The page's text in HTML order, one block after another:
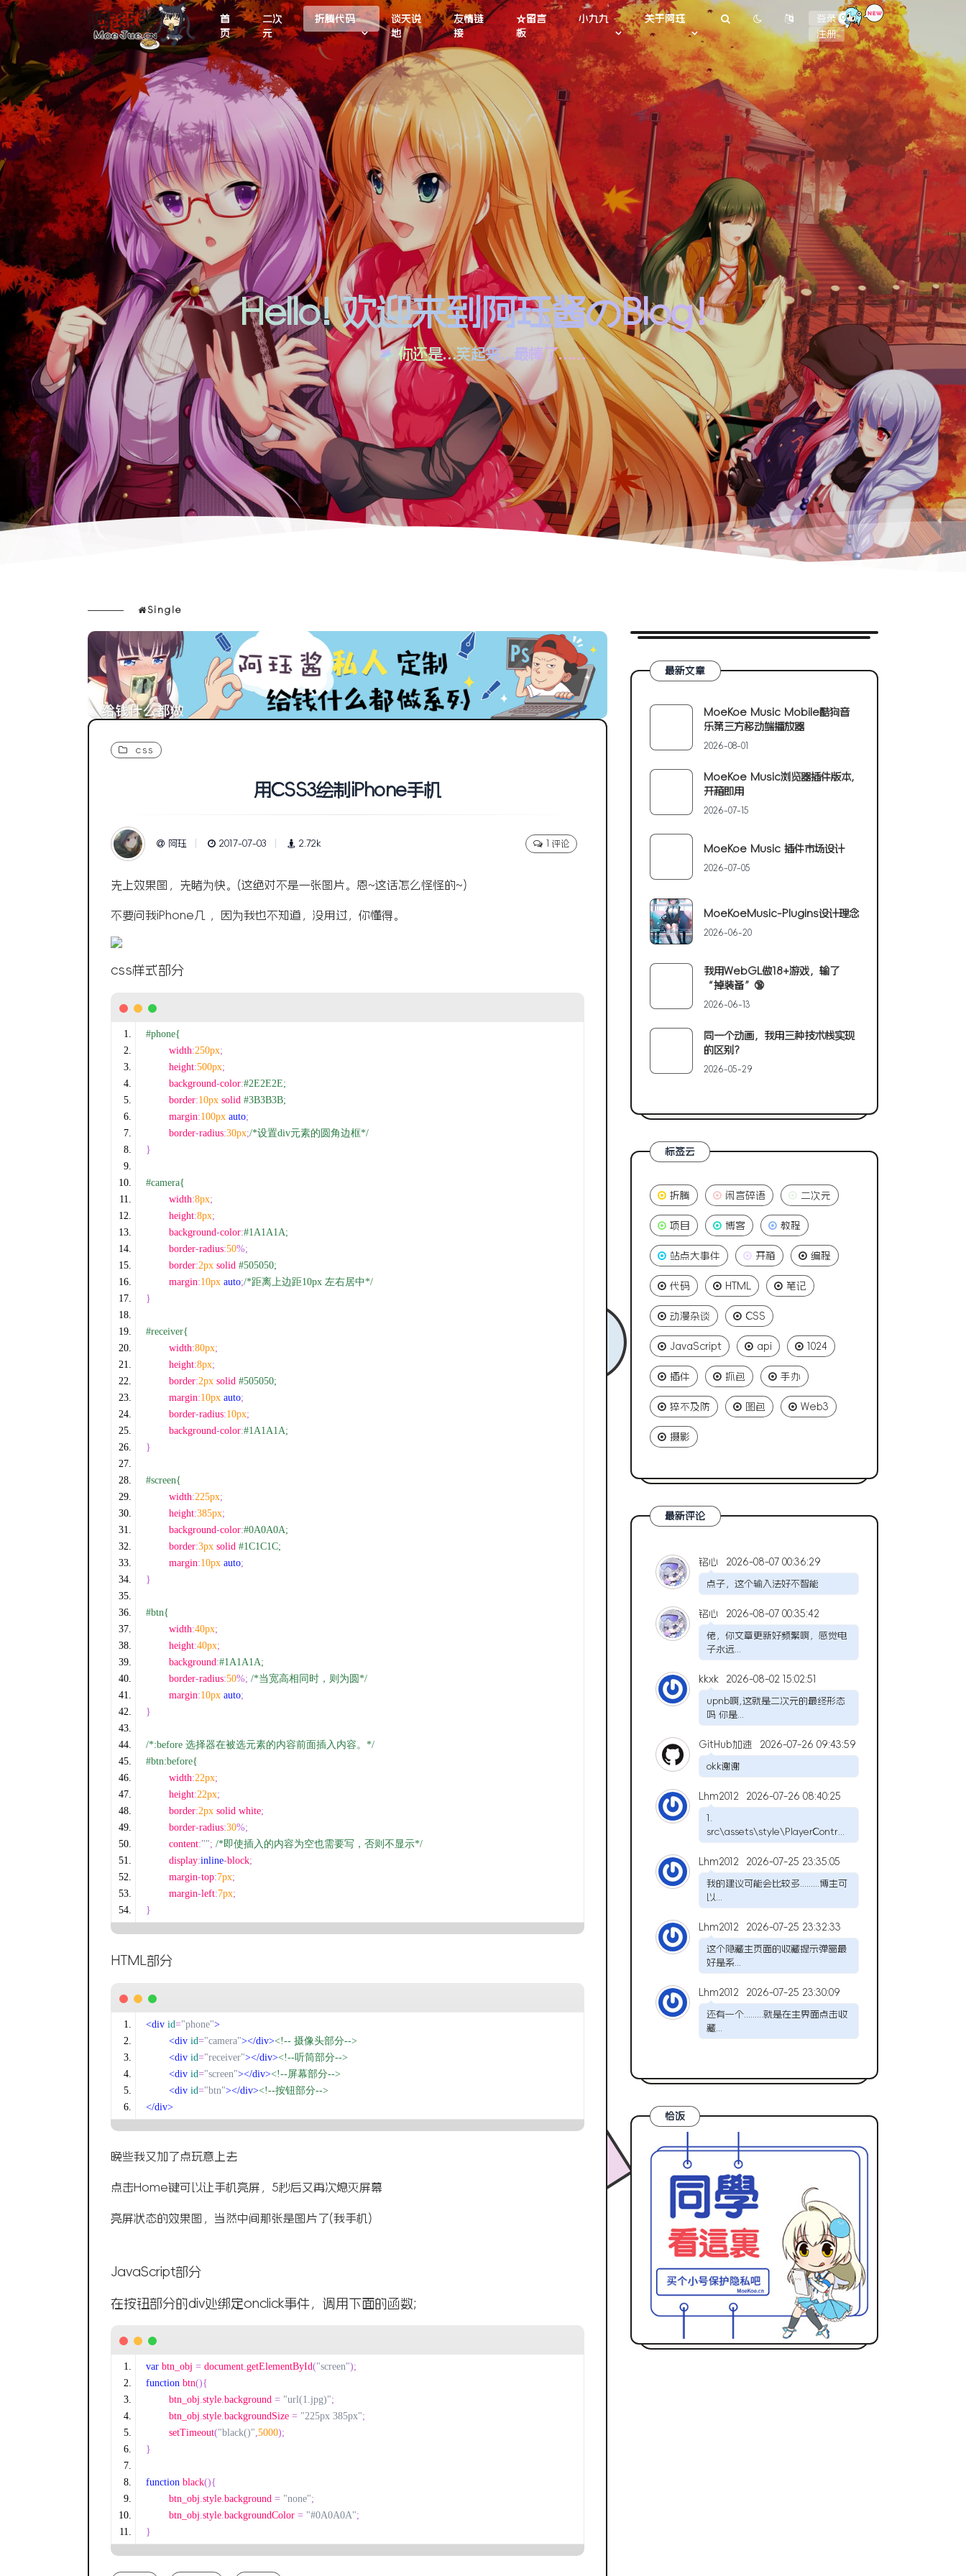
首
页
二次
元
折腾代码
谈天说
地
友情链
接
☆留言
板
小九九 关于阿珏 登录 or
注册
Hello! 欢迎来到阿珏酱のBlog！
你还是…笑起来…最棒了……
Single
css
用CSS3绘制iPhone手机
阿珏 2017-07-03 2.72k 1 评论
先上效果图，先睹为快。(这绝对不是一张图片。恩~这话怎么怪怪的~)
不要问我iPhone几 ，因为我也不知道，没用过，你懂得。
css样式部分
#phone{
	width
:250px;
	height
:500px;
	background
-color:#2E2E2E;
	border
:10px solid #3B3B3B;
	margin
:100px auto;
	border
-radius:30px;/*设置div元素的圆角边框*/
}
#camera{
	width
:8px;
	height
:8px;
	background
-color:#1A1A1A;
	border
-radius:50%;
	border
:2px solid #505050;
	margin
:10px auto;/*距离上边距10px 左右居中*/
}
#receiver{
	width
:80px;
	height
:8px;
	border
:2px solid #505050;
	margin
:10px auto;
	border
-radius:10px;
	background
-color:#1A1A1A;
}
#screen{
	width
:225px;
	height
:385px;
	background
-color:#0A0A0A;
	border
:3px solid #1C1C1C;
	margin
:10px auto;
}
#btn{
	width
:40px;
	height
:40px;
	background
:#1A1A1A;
	border
-radius:50%; /*当宽高相同时，则为圆*/
	margin
:10px auto;
}
/*:before 选择器在被选元素的内容前面插入内容。*/
#btn:before{
	width
:22px;
	height
:22px;
	border
:2px solid white;
	border
-radius:30%;
	content
:""; /*即使插入的内容为空也需要写，否则不显示*/
	display
:inline-block;
	margin
-top:7px;
	margin
-left:7px;
}
HTML部分
<div id="phone">
<div id="camera"></div><!-- 摄像头部分-->
<div id="receiver"></div><!--听筒部分-->
<div id="screen"></div><!--屏幕部分-->
<div id="btn"></div><!--按钮部分-->
</div>
晚些我又加了点玩意上去
点击Home键可以让手机亮屏，5秒后又再次熄灭屏幕
亮屏状态的效果图，当然中间那张是图片了(我手机)
JavaScript部分
在按钮部分的div处绑定onclick事件，调用下面的函数;
var btn_obj = document getElementById("screen");
function btn(){
	btn_obj
style background = "url(1.jpg)";
	btn_obj
style backgroundSize = "225px 385px";
	setTimeout
("black()" 5000);
}
function black(){
	btn_obj
style background = "none";
	btn_obj
style backgroundColor = "#0A0A0A";
}
最新文章
MoeKoe Music Mobile酷狗音
乐第三方移动端播放器
2026-08-01
MoeKoe Music浏览器插件版本,
开箱即用
2026-07-15
MoeKoe Music 插件市场设计
2026-07-05
MoeKoeMusic-Plugins设计理念
2026-06-20
我用WebGL做18+游戏，输了
“掉装备”🔞
2026-06-13
同一个动画，我用三种技术栈实现
的区别?
2026-05-29
标签云
折腾 闲言碎语 二次元
项目 博客 教程
站点大事件 开箱 编程
代码 HTML 笔记
动漫杂谈 CSS
JavaScript api 1024
插件 抓包 手办
猝不及防 图包 Web3
摄影
最新评论
铭心 2026-08-07 00:36:29
点子，这个输入法好不智能
铭心 2026-08-07 00:35:42
佬，你文章更新好频繁啊，感觉电
子永远...
kkxk 2026-08-02 15:02:51
upnb啊,这就是二次元的最终形态
吗 你是...
GitHub加速 2026-07-26 09:43:59
okk谢谢
Lhm2012 2026-07-26 08:40:25
1.
src\assets\style\PlayerContr...
Lhm2012 2026-07-25 23:35:05
我的建议可能会比较多.........博主可
以...
Lhm2012 2026-07-25 23:32:33
这个隐藏主页面的收藏提示弹窗最
好是系...
Lhm2012 2026-07-25 23:30:09
还有一个.........就是在主界面点击收
藏...
恰饭